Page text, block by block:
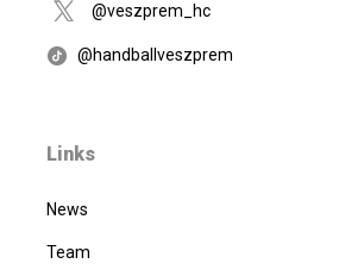
@veszprem_hc
@handballveszprem
Links
News
Team